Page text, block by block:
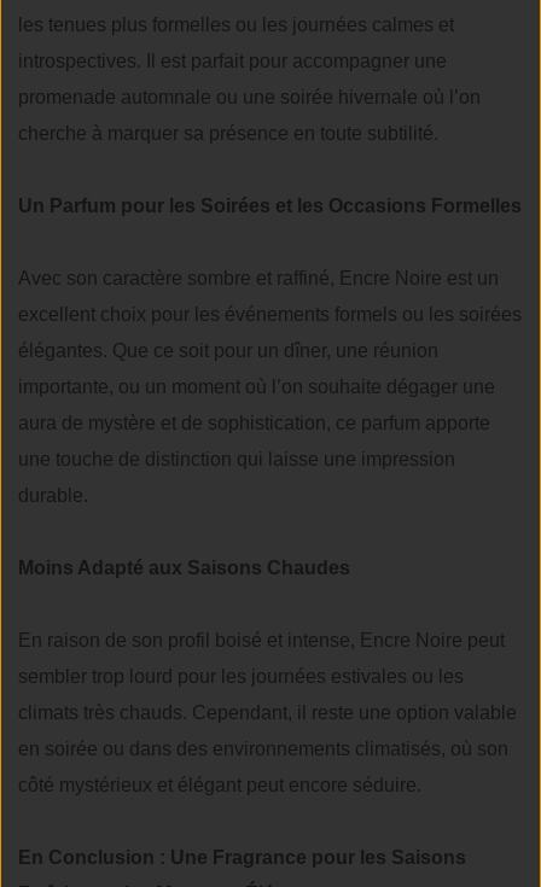
les tenues plus formelles ou les journées calmes et
introspectives. Il est parfait pour accompagner une
promenade automnale ou une soirée hivernale où l’on
cherche à marquer sa présence en toute subtilité.
Un Parfum pour les Soirées et les Occasions Formelles
Avec son caractère sombre et raffiné, Encre Noire est un
excellent choix pour les événements formels ou les soirées
élégantes. Que ce soit pour un dîner, une réunion
importante, ou un moment où l’on souhaite dégager une
aura de mystère et de sophistication, ce parfum apporte
une touche de distinction qui laisse une impression
durable.
Moins Adapté aux Saisons Chaudes
En raison de son profil boisé et intense, Encre Noire peut
sembler trop lourd pour les journées estivales ou les
climats très chauds. Cependant, il reste une option valable
en soirée ou dans des environnements climatisés, où son
côté mystérieux et élégant peut encore séduire.
En Conclusion : Une Fragrance pour les Saisons